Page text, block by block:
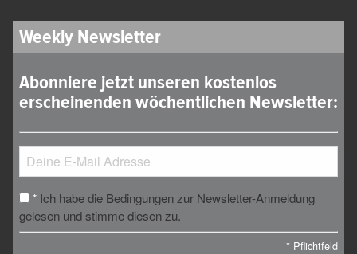
Weekly Newsletter
Abonniere jetzt unseren kostenlos
erscheinenden wöchentlichen Newsletter:
* Ich habe die Bedingungen zur Newsletter-Anmeldung
gelesen und stimme diesen zu.
* Pflichtfeld